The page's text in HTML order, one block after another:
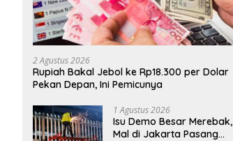
2 Agustus 2026
Rupiah Bakal Jebol ke Rp18.300 per Dolar
Pekan Depan, Ini Pemicunya
1 Agustus 2026
Isu Demo Besar Merebak,
Mal di Jakarta Pasang